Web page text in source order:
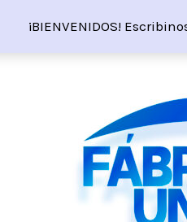
¡BIENVENIDOS!